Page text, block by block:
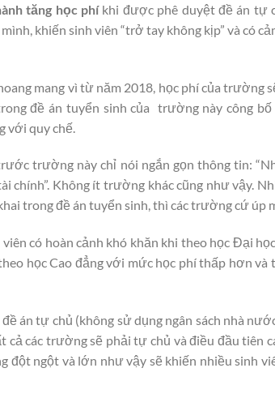
tăng học phíkhi được phê duyệt đề án tự
khiến sinh viên “trở tay không kịp” và có
mang vì từ năm 2018, học phí của trường
đề án tuyển sinh của trường này công
với quy chế.
trường này chỉ nói ngắn gọn thông tin:
Không ít trường khác cũng như vậy.
trong đề án tuyển sinh, thì các trường cứ úp
có hoàn cảnh khó khăn khi theo học Đại
học Cao đẳng với mức học phí thấp hơn và
án tự chủ (không sử dụng ngân sách nhà
các trường sẽ phải tự chủ và điều đầu tiên
đột ngột và lớn như vậy sẽ khiến nhiều sinh